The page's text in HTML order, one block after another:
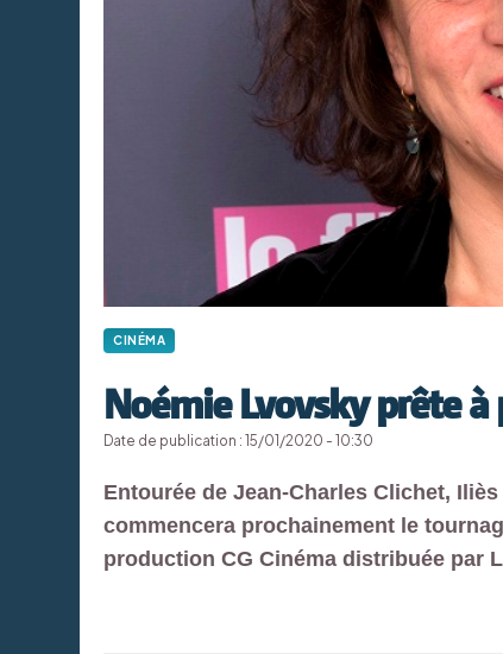
CINÉMA
Noémie Lvovsky prête
Date de publication : 15/01/2020 - 10:30
Entourée de Jean-Charles Clichet,
commencera prochainement le
production CG Cinéma distribuée par